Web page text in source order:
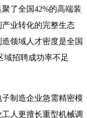
了全国42%的高端装
业转化的完整生态
领域人才密度是全国
域招聘成功率不足
制造企业急需精密模
人更擅长重型机械调